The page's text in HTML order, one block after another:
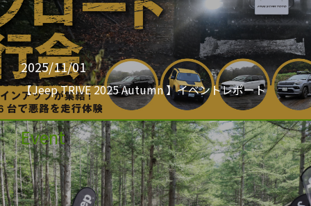
2025/11/01
【Jeep TRIVE 2025 Autumn 】イベントレポート
Event